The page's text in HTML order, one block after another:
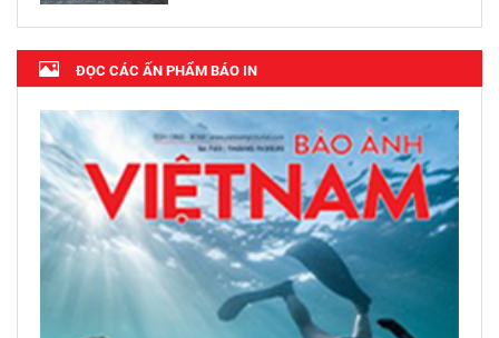
ĐỌC CÁC ẤN PHẨM BÁO IN